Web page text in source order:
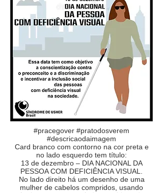
#pracegover #pratodosverem
#descricaodaimagem
Card branco com contorno na cor preta e
no lado esquerdo tem título:
13 de dezembro – DIA NACIONAL DA
PESSOA COM DEFICIÊNCIA VISUAL.
No lado direito há um desenho de uma
mulher de cabelos compridos, usando